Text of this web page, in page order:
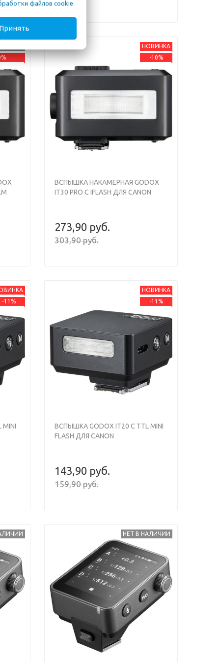
Next
Previous
НОВИНКА
-10%
ВСПЫШКА НАКАМЕРНАЯ GODOX
IT30 PRO C IFLASH ДЛЯ CANON
273,90 руб.
303,90 руб.
Next
-11%
Previous
НОВИНКА
-11%
ВСПЫШКА GODOX IT20 C TTL MINI
FLASH ДЛЯ CANON
143,90 руб.
159,90 руб.
Next
Previous
НЕТ В НАЛИЧИИ
файлов cookie.
Принять